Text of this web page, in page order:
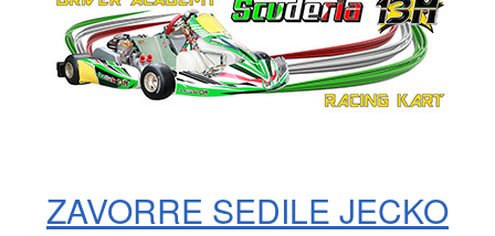
ZAVORRE SEDILE JECKO